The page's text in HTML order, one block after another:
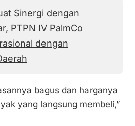
Sinergi dengan
PTPN IV PalmCo
dengan
bagus dan harganya
yang langsung membeli,”